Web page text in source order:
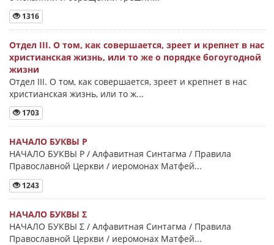
1316
Отдел III. О том, как совершается, зреет и крепнет в нас
христианская жизнь, или то же о порядке богоугодной
жизни
Отдел III. О том, как совершается, зреет и крепнет в нас
христианская жизнь, или то ж...
1703
НАЧАЛО БУКВЫ Ρ
НАЧАЛО БУКВЫ Ρ / Алфавитная Синтагма / Правила
Православной Церкви / иеромонах Матфей...
1243
НАЧАЛО БУКВЫ Σ
НАЧАЛО БУКВЫ Σ / Алфавитная Синтагма / Правила
Православной Церкви / иеромонах Матфей...